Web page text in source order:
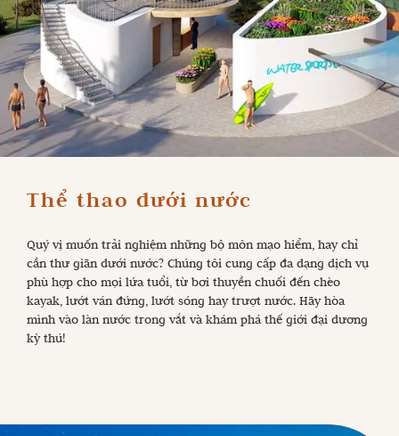
Thể thao dưới nước
Quý vị muốn trải nghiệm những bộ môn mạo hiểm, hay chỉ
cần thư giãn dưới nước? Chúng tôi cung cấp đa dạng dịch vụ
phù hợp cho mọi lứa tuổi, từ bơi thuyền chuối đến chèo
kayak, lướt ván đứng, lướt sóng hay trượt nước. Hãy hòa
mình vào làn nước trong vắt và khám phá thế giới đại dương
kỳ thú!